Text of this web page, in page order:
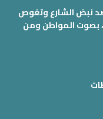
نبض الشارع وتغوص
بصوت المواطن ومن